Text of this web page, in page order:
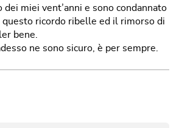
dei miei vent’anni e sono condannato
questo ricordo ribelle ed il rimorso di
bene.
ne sono sicuro, è per sempre.